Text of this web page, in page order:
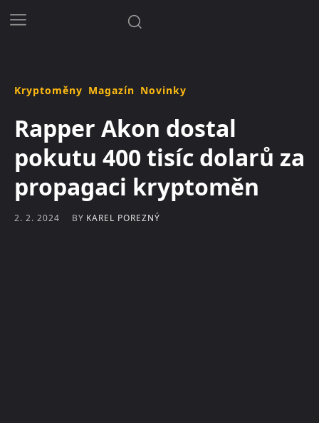
Kryptoměny Magazín Novinky
Rapper Akon dostal
pokutu 400 tisíc dolarů za
propagaci kryptoměn
2. 2. 2024 BY KAREL POREZNÝ